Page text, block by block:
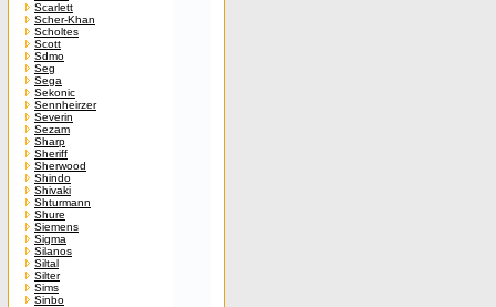
Scarlett
Scher-Khan
Scholtes
Scott
Sdmo
Seg
Sega
Sekonic
Sennheirzer
Severin
Sezam
Sharp
Sheriff
Sherwood
Shindo
Shivaki
Shturmann
Shure
Siemens
Sigma
Silanos
Siltal
Silter
Sims
Sinbo